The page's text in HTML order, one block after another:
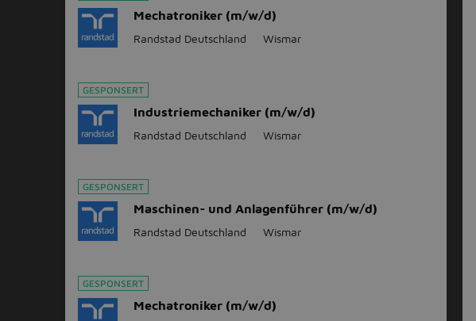
Mechatroniker (m/w/d)
Randstad Deutschland Wismar
GESPONSERT
Industriemechaniker (m/w/d)
Randstad Deutschland Wismar
GESPONSERT
Maschinen- und Anlagenführer (m/w/d)
Randstad Deutschland Wismar
GESPONSERT
Mechatroniker (m/w/d)